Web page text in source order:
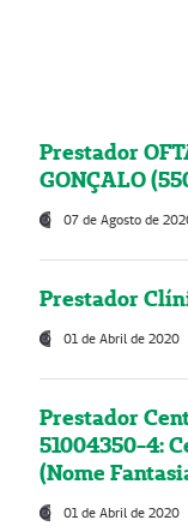
Prestador
GONÇALO
07 de Agosto de
Prestador
01 de Abril de 2020
Prestador
51004350-4:
(Nome
01 de Abril de 2020